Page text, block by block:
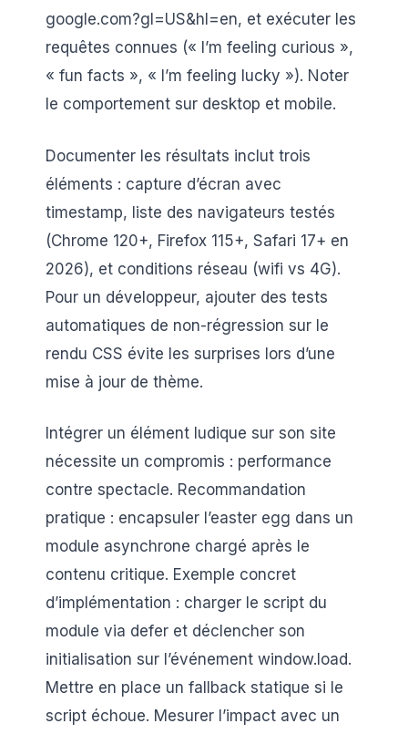
google.com?gl=US&hl=en, et exécuter les
requêtes connues (« I’m feeling curious »,
« fun facts », « I’m feeling lucky »). Noter
le comportement sur desktop et mobile.
Documenter les résultats inclut trois
éléments : capture d’écran avec
timestamp, liste des navigateurs testés
(Chrome 120+, Firefox 115+, Safari 17+ en
2026), et conditions réseau (wifi vs 4G).
Pour un développeur, ajouter des tests
automatiques de non-régression sur le
rendu CSS évite les surprises lors d’une
mise à jour de thème.
Intégrer un élément ludique sur son site
nécessite un compromis : performance
contre spectacle. Recommandation
pratique : encapsuler l’easter egg dans un
module asynchrone chargé après le
contenu critique. Exemple concret
d’implémentation : charger le script du
module via defer et déclencher son
initialisation sur l’événement window.load.
Mettre en place un fallback statique si le
script échoue. Mesurer l’impact avec un